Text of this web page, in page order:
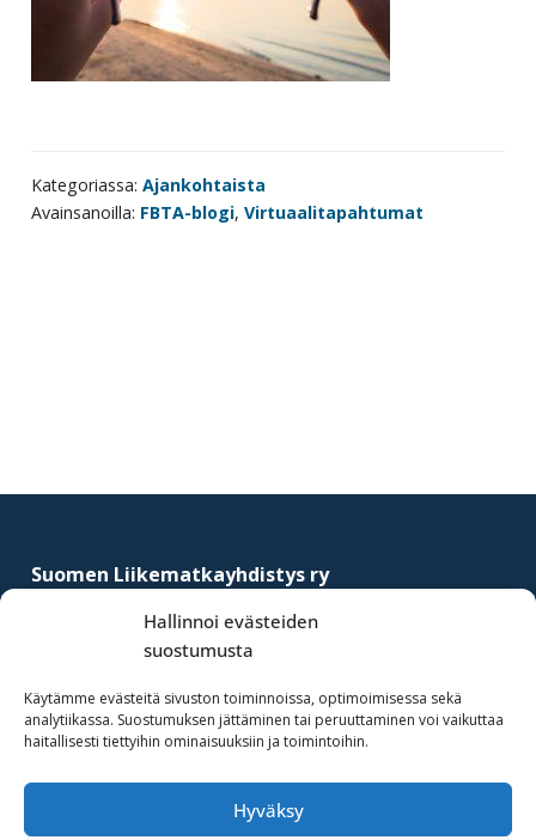
Hallinnoi evästeiden
suostumusta
Käytämme evästeitä sivuston toiminnoissa, optimoimisessa sekä
analytiikassa. Suostumuksen jättäminen tai peruuttaminen voi vaikuttaa
haitallisesti tiettyihin ominaisuuksiin ja toimintoihin.
Hyväksy
Kategoriassa: Ajankohtaista
Avainsanoilla: FBTA-blogi, Virtuaalitapahtumat
Suomen Liikematkayhdistys ry
Simonkatu 12 B 30
(09) 441 244